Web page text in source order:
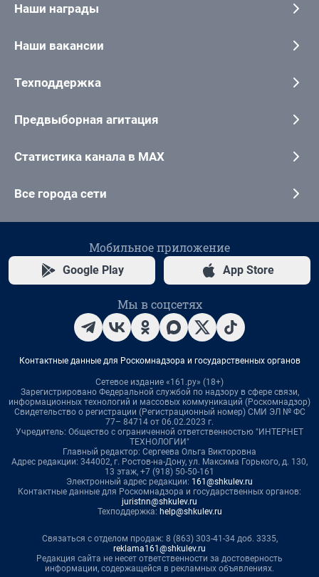
Наши награды
Наши вакансии
Техподдержка
Предвыборная агитация
Статистика канала в MAX
Все города сети
Мобильное приложение
Google Play App Store
Мы в соцсетях
Контактные данные для Роскомнадзора и государственных органов
Сетевое издание «161.ру» (18+)
Зарегистрировано Федеральной службой по надзору в сфере связи,
информационных технологий и массовых коммуникаций (Роскомнадзор)
Свидетельство о регистрации (Регистрационный номер) СМИ ЭЛ № ФС
77– 84714 от 06.02.2023 г.
Учредитель: Общество с ограниченной ответственностью "ИНТЕРНЕТ
ТЕХНОЛОГИИ"
Главный редактор: Сергеева Ольга Викторовна
Адрес редакции: 344002, г. Ростов-на-Дону, ул. Максима Горького, д. 130,
13 этаж, +7 (918) 50-50-161
Электронный адрес редакции: 161@shkulev.ru
Контактные данные для Роскомнадзора и государственных органов:
juristnn@shkulev.ru
Техподдержка: help@shkulev.ru
Связаться с отделом продаж: 8 (863) 303-41-34 доб. 3335,
reklama161@shkulev.ru
Редакция сайта не несет ответственности за достоверность
информации, содержащейся в рекламных объявлениях.